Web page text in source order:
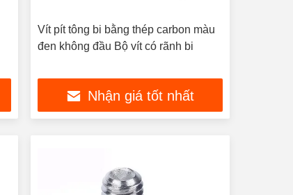
Vít pít tông bi bằng thép carbon màu
đen không đầu Bộ vít có rãnh bi
Nhận giá tốt nhất